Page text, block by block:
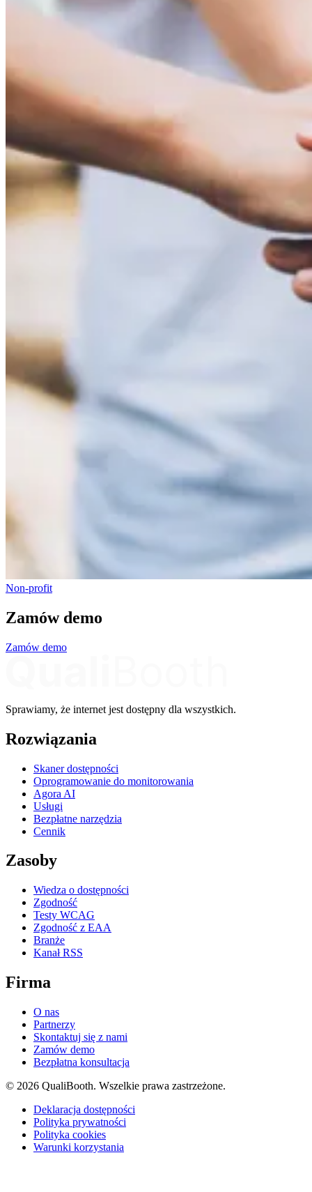
Non-profit
Zamów demo
Zamów demo
Sprawiamy, że internet jest dostępny dla wszystkich.
Rozwiązania
Skaner dostępności
Oprogramowanie do monitorowania
Agora AI
Usługi
Bezpłatne narzędzia
Cennik
Zasoby
Wiedza o dostępności
Zgodność
Testy WCAG
Zgodność z EAA
Branże
Kanał RSS
Firma
O nas
Partnerzy
Skontaktuj się z nami
Zamów demo
Bezpłatna konsultacja
© 2026 QualiBooth. Wszelkie prawa zastrzeżone.
Deklaracja dostępności
Polityka prywatności
Polityka cookies
Warunki korzystania